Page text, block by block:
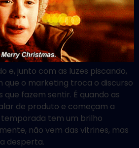
e, junto com as luzes piscando,
que o marketing troca o discurso
fazem sentir. É quando as
de produto e começam a
temporada tem um brilho
não vem das vitrines, mas
desperta.